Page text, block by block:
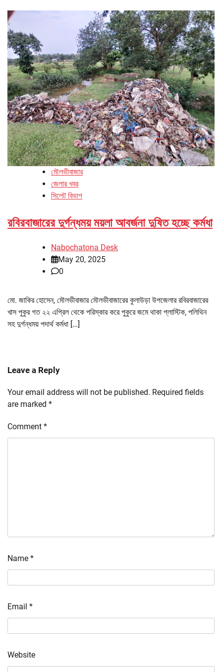
মৌলভীবাজার
জেলার খবর
সিলেট বিভাগ
রবিরবাজারের দুর্গন্ধময় ময়লা আবর্জনা দুষিত হচ্ছে কর্মধা
Nabochatona Desk
May 20, 2025
0
মো. জাকির হোসেন, মৌলভীবাজার মৌলভীবাজারের কুলাউড়া উপজেলার রবিরবাজারের
খাস পুকুর গত ২২ এপ্রিল থেকে পরিস্কার করে পুকুরে জমে থাকা প্লাস্টিক, পলিথিন
সহ দুর্গন্ধময় পদার্থ কর্মধা […]
Leave a Reply
Your email address will not be published. Required fields
are marked *
Comment *
Name *
Email *
Website